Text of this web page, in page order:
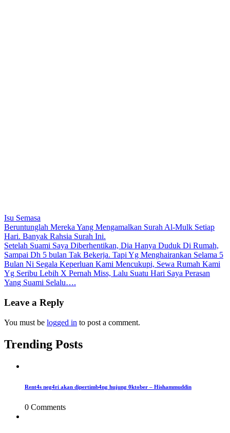
Isu Semasa
Post
navigation
Beruntunglah Mereka Yang Mengamalkan Surah Al-Mulk Setiap
Hari. Banyak Rahsia Surah Ini.
Setelah Suami Saya Diberhentikan, Dia Hanya Duduk Di Rumah,
Sampai Dh 5 bulan Tak Bekerja. Tapi Yg Menghairankan Selama 5
Bulan Ni Segala Keperluan Kami Mencukupi, Sewa Rumah Kami
Yg Seribu Lebih X Pernah Miss, Lalu Suatu Hari Saya Perasan
Yang Suami Selalu….
Leave a Reply
You must be logged in to post a comment.
Trending Posts
Rent4s neg4ri akan dipertimb4ng hujung 0ktober – Hishammuddin
0 Comments